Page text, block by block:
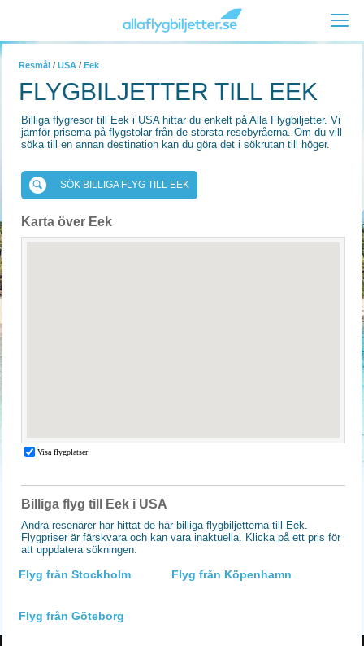
Resmål / USA / Eek
FLYGBILJETTER TILL EEK
Billiga flygresor till Eek i USA hittar du enkelt på Alla Flygbiljetter. Vi
jämför priserna på flygstolar från de största resebyråerna. Om du vill
söka till en annan destination kan du göra det i sökrutan till höger.
SÖK BILLIGA FLYG TILL EEK
Karta över Eek
Billiga flyg till Eek i USA
Andra resenärer har hittat de här billiga flygbiljetterna till Eek.
Flygpriser är färskvara och kan vara inaktuella. Klicka på ett pris för
att uppdatera sökningen.
Flyg från Stockholm Flyg från Köpenhamn
Flyg från Göteborg